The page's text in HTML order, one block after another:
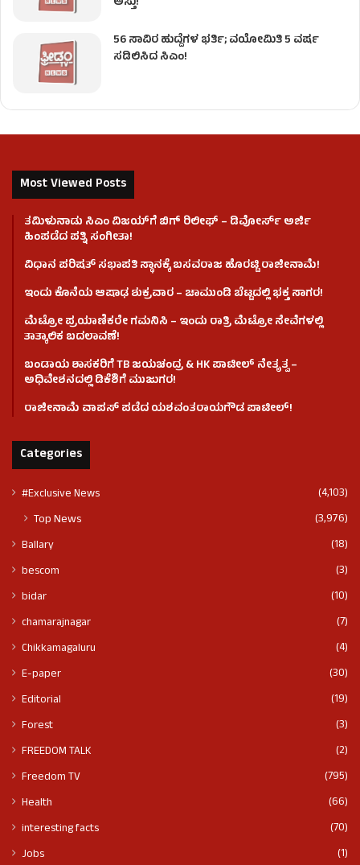
56 ಸಾವಿರ ಹುದ್ದೆಗಳ ಭರ್ತಿ; ವಯೋಮಿತಿ 5 ವರ್ಷ
ಸಡಿಲಿಸಿದ ಸಿಎಂ!
Most Viewed Posts
ತಮಿಳುನಾಡು ಸಿಎಂ ವಿಜಯ್‌ಗೆ ಬಿಗ್ ರಿಲೀಫ್ – ಡಿವೋರ್ಸ್ ಅರ್ಜಿ
ಹಿಂಪಡೆದ ಪತ್ನಿ ಸಂಗೀತಾ!
ವಿಧಾನ ಪರಿಷತ್ ಸಭಾಪತಿ ಸ್ಥಾನಕ್ಕೆ ಬಸವರಾಜ ಹೊರಟ್ಟಿ ರಾಜೀನಾಮೆ!
ಇಂದು ಕೊನೆಯ ಆಷಾಢ ಶುಕ್ರವಾರ – ಚಾಮುಂಡಿ ಬೆಟ್ಟದಲ್ಲಿ ಭಕ್ತ ಸಾಗರ!
ಮೆಟ್ರೋ ಪ್ರಯಾಣಿಕರೇ ಗಮನಿಸಿ – ಇಂದು ರಾತ್ರಿ ಮೆಟ್ರೋ ಸೇವೆಗಳಲ್ಲಿ
ತಾತ್ಕಾಲಿಕ ಬದಲಾವಣೆ!
ಬಂಡಾಯ ಶಾಸಕರಿಗೆ TB ಜಯಚಂದ್ರ & HK ಪಾಟೀಲ್ ನೇತೃತ್ವ –
ಅಧಿವೇಶನದಲ್ಲಿ ಡಿಕೆಶಿಗೆ ಮುಜುಗರ!
ರಾಜೀನಾಮೆ ವಾಪಸ್ ಪಡೆದ ಯಶವಂತರಾಯಗೌಡ ಪಾಟೀಲ್‌!
Categories
#Exclusive News (4,103)
Top News (3,976)
Ballary
(18)
bescom
(3)
bidar
(10)
chamarajnagar
(7)
Chikkamagaluru
(4)
E-paper
(30)
Editorial
(19)
Forest
(3)
FREEDOM TALK
(2)
Freedom TV
(795)
Health
(66)
interesting facts
(70)
Jobs
(1)